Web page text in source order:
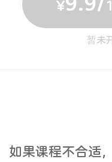
¥ 1
暂未
如果课程不合适